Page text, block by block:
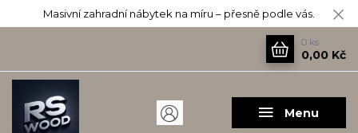
Masivní zahradní nábytek na míru – přesně podle vás.
Menu
0 ks
0,00 Kč